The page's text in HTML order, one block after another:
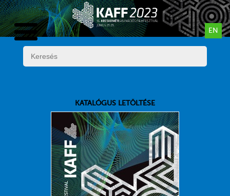
EN
KATALÓGUS LETÖLTÉSE